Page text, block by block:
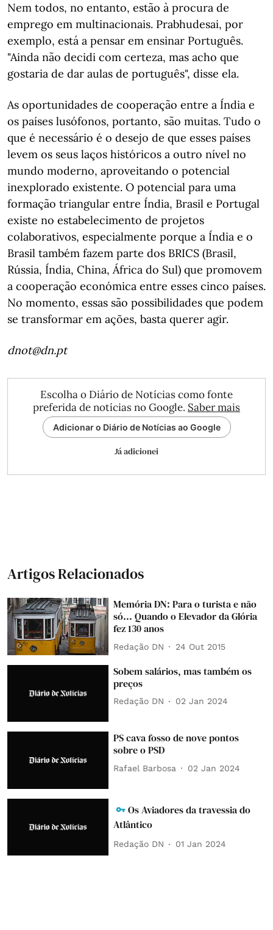
Nem todos, no entanto, estão à procura de
emprego em multinacionais. Prabhudesai, por
exemplo, está a pensar em ensinar Português.
"Ainda não decidi com certeza, mas acho que
gostaria de dar aulas de português", disse ela.
As oportunidades de cooperação entre a Índia e
os países lusófonos, portanto, são muitas. Tudo o
que é necessário é o desejo de que esses países
levem os seus laços históricos a outro nível no
mundo moderno, aproveitando o potencial
inexplorado existente. O potencial para uma
formação triangular entre Índia, Brasil e Portugal
existe no estabelecimento de projetos
colaborativos, especialmente porque a Índia e o
Brasil também fazem parte dos BRICS (Brasil,
Rússia, Índia, China, África do Sul) que promovem
a cooperação económica entre esses cinco países.
No momento, essas são possibilidades que podem
se transformar em ações, basta querer agir.
dnot@dn.pt
Escolha o Diário de Notícias como fonte
preferida de notícias no Google. Saber mais
Adicionar o Diário de Notícias ao Google
Já adicionei
Artigos Relacionados
Memória DN: Para o turista e não
só... Quando o Elevador da Glória
fez 130 anos
Redação DN 24 Out 2015
Sobem salários, mas também os
preços
Redação DN 02 Jan 2024
PS cava fosso de nove pontos
sobre o PSD
Rafael Barbosa 02 Jan 2024
Os Aviadores da travessia do
Atlântico
Redação DN 01 Jan 2024